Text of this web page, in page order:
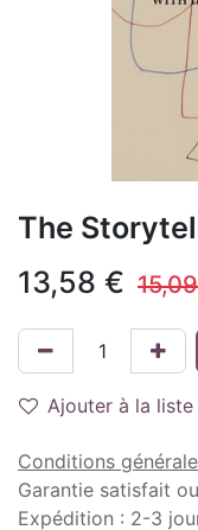
The
13,58 € 15,09
Ajouter à la
Conditions
Garantie satisfait
Expédition : 2-3